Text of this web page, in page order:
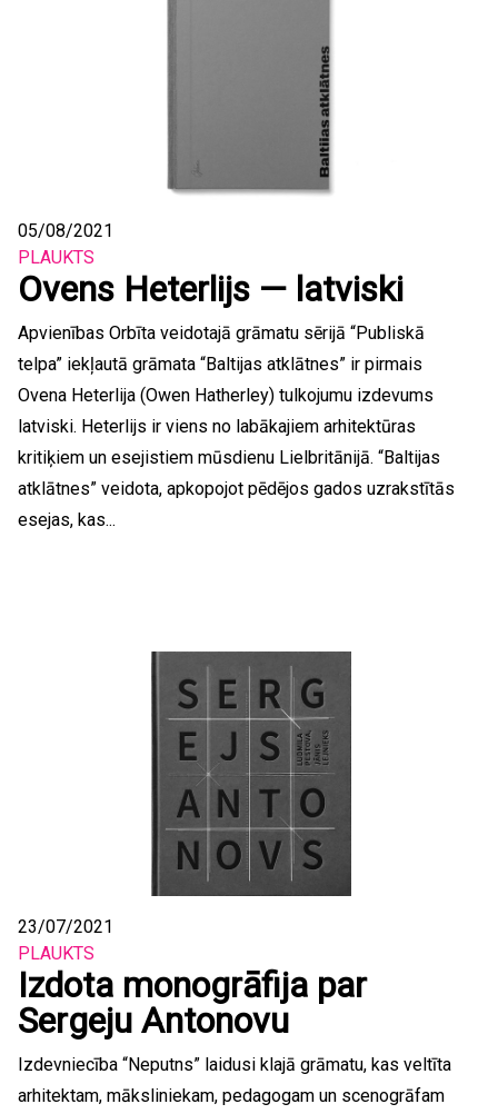
05/08/2021
PLAUKTS
Ovens Heterlijs — latviski
Apvienības Orbīta veidotajā grāmatu sērijā “Publiskā
telpa” iekļautā grāmata “Baltijas atklātnes” ir pirmais
Ovena Heterlija (Owen Hatherley) tulkojumu izdevums
latviski. Heterlijs ir viens no labākajiem arhitektūras
kritiķiem un esejistiem mūsdienu Lielbritānijā. “Baltijas
atklātnes” veidota, apkopojot pēdējos gados uzrakstītās
esejas, kas...
23/07/2021
PLAUKTS
Izdota monogrāfija par
Sergeju Antonovu
Izdevniecība “Neputns” laidusi klajā grāmatu, kas veltīta
arhitektam, māksliniekam, pedagogam un scenogrāfam